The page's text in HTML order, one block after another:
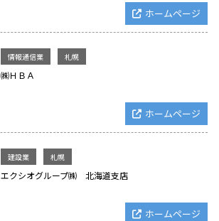
ホームページ
情報通信業 札幌
㈱ＨＢＡ
ホームページ
建設業 札幌
エクシオグループ㈱ 北海道支店
ホームページ